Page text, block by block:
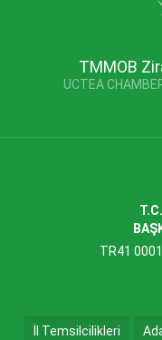
TMMOB
UCTEA
TR41
İl Temsilcilikleri